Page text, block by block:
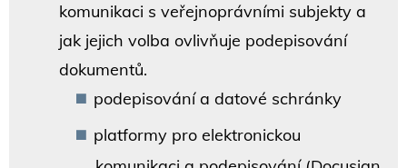
komunikaci s veřejnoprávními subjekty a
jak jejich volba ovlivňuje podepisování
dokumentů.
podepisování a datové schránky
platformy pro elektronickou